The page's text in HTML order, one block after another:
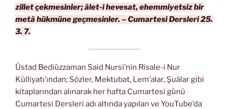
zillet çekmesinler; âlet-i hevesat, ehemmiyetsiz bir
metâ hükmüne geçmesinler. – Cumartesi Dersleri 25.
3. 7.
Üstad Bediüzzaman Said Nursi’nin Risale-i Nur
Külliyatı’ından; Sözler, Mektubat, Lem’alar, Şuâlar gibi
kitaplarından alınarak her hafta Cumartesi günü
Cumartesi Dersleri adı altında yapılan ve YouTube’da